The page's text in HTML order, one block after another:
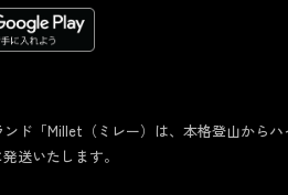
ド「Millet（ミレー）は、本格登山から
送いたします。